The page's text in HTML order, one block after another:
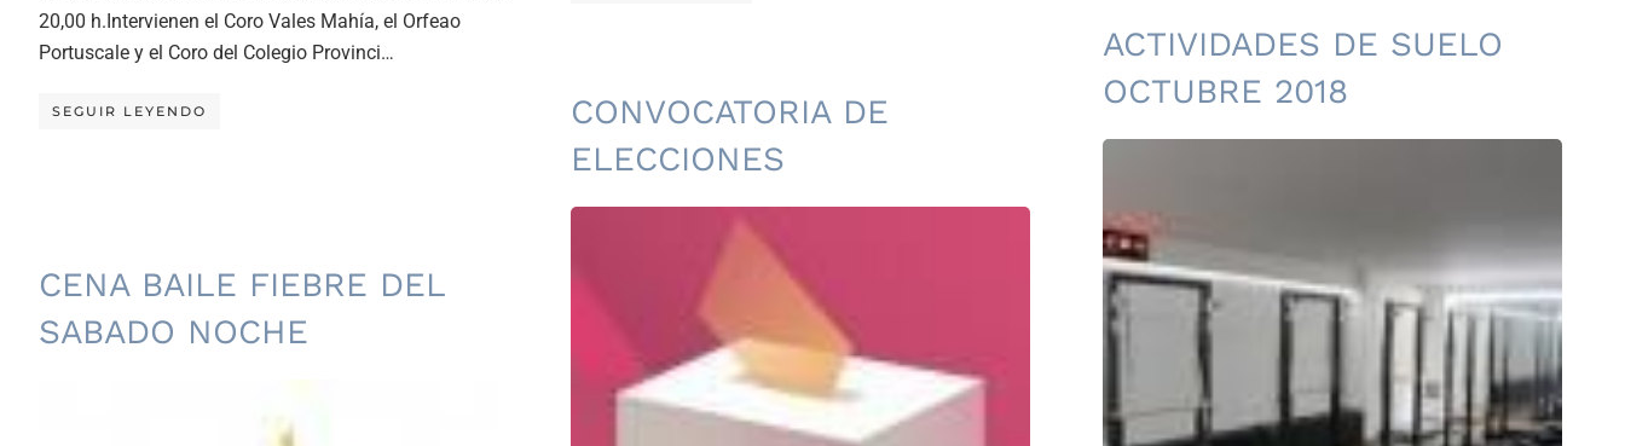
20,00 h.Intervienen el Coro Vales Mahía, el Orfeao
Portuscale y el Coro del Colegio Provinci…
SEGUIR LEYENDO
CENA BAILE FIEBRE DEL
SABADO NOCHE
CONVOCATORIA DE
ELECCIONES
ACTIVIDADES DE SUELO
OCTUBRE 2018